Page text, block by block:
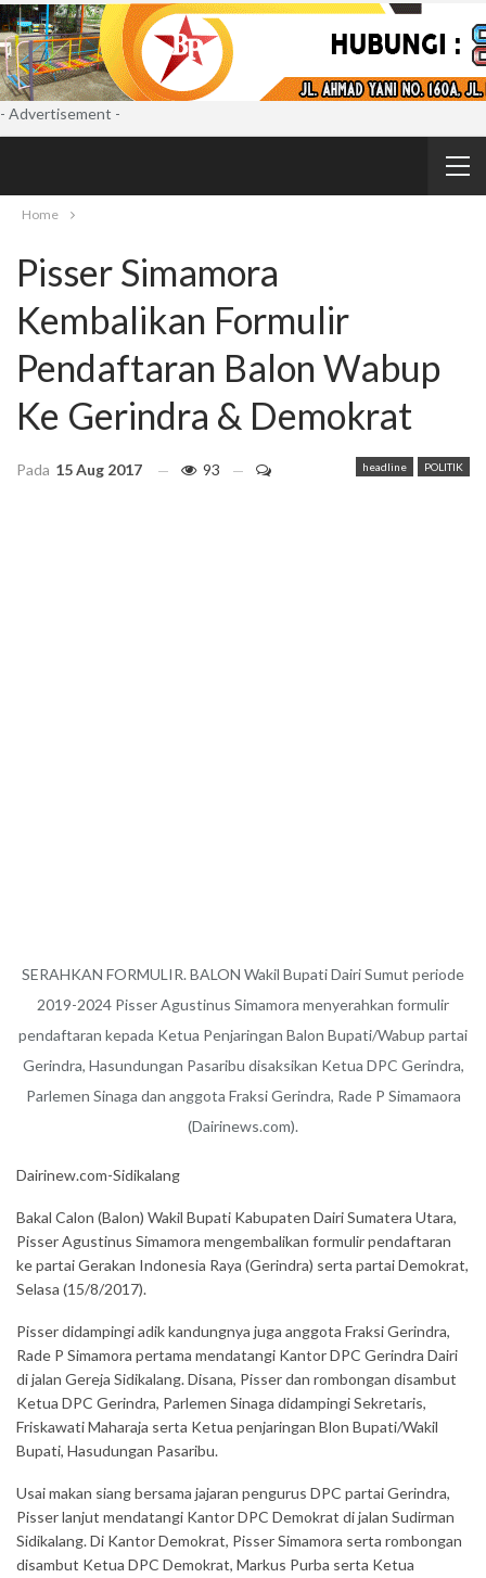
- Advertisement -
Home
Pisser Simamora
Kembalikan Formulir
Pendaftaran Balon Wabup
Ke Gerindra & Demokrat
headline POLITIK
Pada 15 Aug 2017 93
SERAHKAN FORMULIR. BALON Wakil Bupati Dairi Sumut periode
2019-2024 Pisser Agustinus Simamora menyerahkan formulir
pendaftaran kepada Ketua Penjaringan Balon Bupati/Wabup partai
Gerindra, Hasundungan Pasaribu disaksikan Ketua DPC Gerindra,
Parlemen Sinaga dan anggota Fraksi Gerindra, Rade P Simamaora
(Dairinews.com).
Dairinew.com-Sidikalang
Bakal Calon (Balon) Wakil Bupati Kabupaten Dairi Sumatera Utara,
Pisser Agustinus Simamora mengembalikan formulir pendaftaran
ke partai Gerakan Indonesia Raya (Gerindra) serta partai Demokrat,
Selasa (15/8/2017).
Pisser didampingi adik kandungnya juga anggota Fraksi Gerindra,
Rade P Simamora pertama mendatangi Kantor DPC Gerindra Dairi
di jalan Gereja Sidikalang. Disana, Pisser dan rombongan disambut
Ketua DPC Gerindra, Parlemen Sinaga didampingi Sekretaris,
Friskawati Maharaja serta Ketua penjaringan Blon Bupati/Wakil
Bupati, Hasudungan Pasaribu.
Usai makan siang bersama jajaran pengurus DPC partai Gerindra,
Pisser lanjut mendatangi Kantor DPC Demokrat di jalan Sudirman
Sidikalang. Di Kantor Demokrat, Pisser Simamora serta rombongan
disambut Ketua DPC Demokrat, Markus Purba serta Ketua